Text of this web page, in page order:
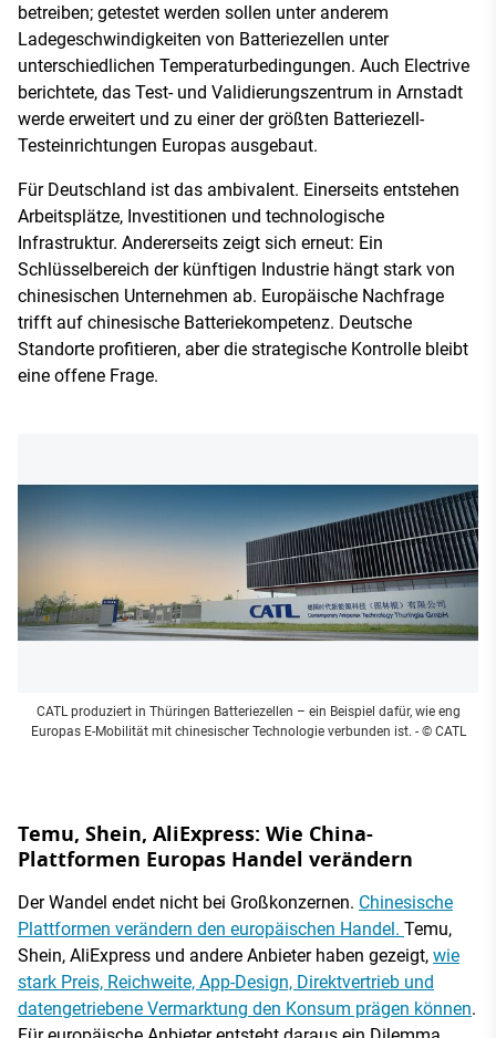
betreiben; getestet werden sollen unter anderem
Ladegeschwindigkeiten von Batteriezellen unter
unterschiedlichen Temperaturbedingungen. Auch Electrive
berichtete, das Test- und Validierungszentrum in Arnstadt
werde erweitert und zu einer der größten Batteriezell-
Testeinrichtungen Europas ausgebaut.
Für Deutschland ist das ambivalent. Einerseits entstehen
Arbeitsplätze, Investitionen und technologische
Infrastruktur. Andererseits zeigt sich erneut: Ein
Schlüsselbereich der künftigen Industrie hängt stark von
chinesischen Unternehmen ab. Europäische Nachfrage
trifft auf chinesische Batteriekompetenz. Deutsche
Standorte profitieren, aber die strategische Kontrolle bleibt
eine offene Frage.
CATL produziert in Thüringen Batteriezellen – ein Beispiel dafür, wie eng
Europas E-Mobilität mit chinesischer Technologie verbunden ist. - © CATL
Temu, Shein, AliExpress: Wie China-
Plattformen Europas Handel verändern
Der Wandel endet nicht bei Großkonzernen. Chinesische
Plattformen verändern den europäischen Handel. Temu,
Shein, AliExpress und andere Anbieter haben gezeigt, wie
stark Preis, Reichweite, App-Design, Direktvertrieb und
datengetriebene Vermarktung den Konsum prägen können.